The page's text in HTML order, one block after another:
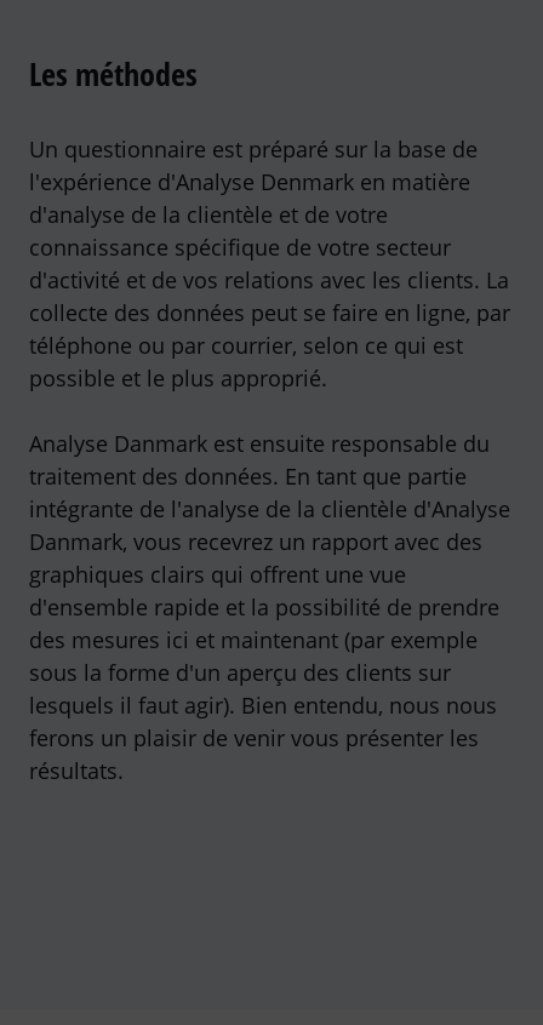
Les méthodes
Un questionnaire est préparé sur la base de
l'expérience d'Analyse Denmark en matière
d'analyse de la clientèle et de votre
connaissance spécifique de votre secteur
d'activité et de vos relations avec les clients. La
collecte des données peut se faire en ligne, par
téléphone ou par courrier, selon ce qui est
possible et le plus approprié.
Analyse Danmark est ensuite responsable du
traitement des données. En tant que partie
intégrante de l'analyse de la clientèle d'Analyse
Danmark, vous recevrez un rapport avec des
graphiques clairs qui offrent une vue
d'ensemble rapide et la possibilité de prendre
des mesures ici et maintenant (par exemple
sous la forme d'un aperçu des clients sur
lesquels il faut agir). Bien entendu, nous nous
ferons un plaisir de venir vous présenter les
résultats.